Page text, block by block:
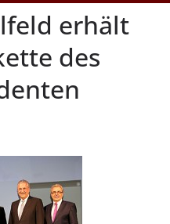
erhält
des